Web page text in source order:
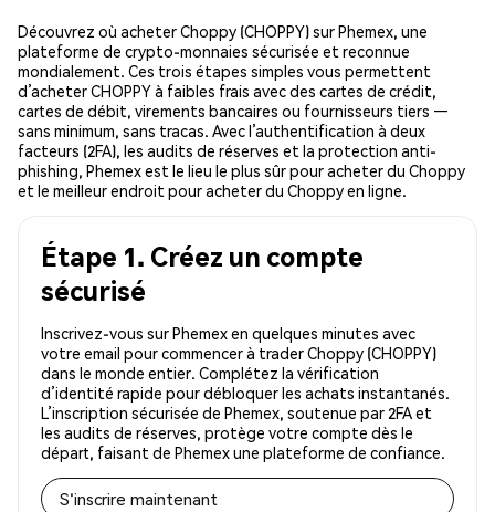
Découvrez où acheter Choppy (CHOPPY) sur Phemex, une
plateforme de crypto-monnaies sécurisée et reconnue
mondialement. Ces trois étapes simples vous permettent
d’acheter CHOPPY à faibles frais avec des cartes de crédit,
cartes de débit, virements bancaires ou fournisseurs tiers —
sans minimum, sans tracas. Avec l’authentification à deux
facteurs (2FA), les audits de réserves et la protection anti-
phishing, Phemex est le lieu le plus sûr pour acheter du Choppy
et le meilleur endroit pour acheter du Choppy en ligne.
Étape 1. Créez un compte
sécurisé
Inscrivez-vous sur Phemex en quelques minutes avec
votre email pour commencer à trader Choppy (CHOPPY)
dans le monde entier. Complétez la vérification
d’identité rapide pour débloquer les achats instantanés.
L’inscription sécurisée de Phemex, soutenue par 2FA et
les audits de réserves, protège votre compte dès le
départ, faisant de Phemex une plateforme de confiance.
S'inscrire maintenant